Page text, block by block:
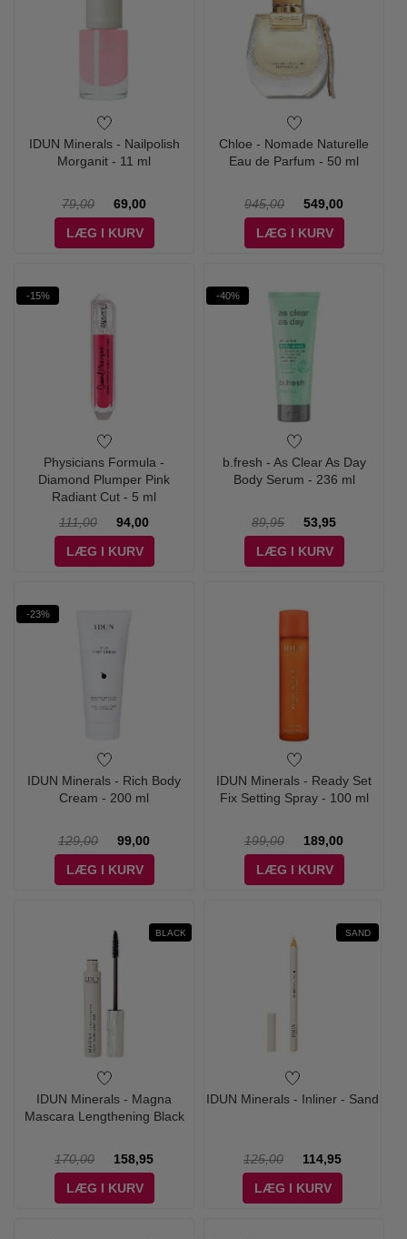
IDUN Minerals - Nailpolish
Morganit - 11 ml
79,00
69,00
LÆG I KURV
Chloe - Nomade Naturelle
Eau de Parfum - 50 ml
945,00
549,00
LÆG I KURV
-15%
Physicians Formula -
Diamond Plumper Pink
Radiant Cut - 5 ml
111,00
94,00
LÆG I KURV
-40%
b.fresh - As Clear As Day
Body Serum - 236 ml
89,95
53,95
LÆG I KURV
-23%
IDUN Minerals - Rich Body
Cream - 200 ml
129,00
99,00
LÆG I KURV
IDUN Minerals - Ready Set
Fix Setting Spray - 100 ml
199,00
189,00
LÆG I KURV
BLACK
IDUN Minerals - Magna
Mascara Lengthening Black
170,00
158,95
LÆG I KURV
SAND
IDUN Minerals - Inliner - Sand
125,00
114,95
LÆG I KURV